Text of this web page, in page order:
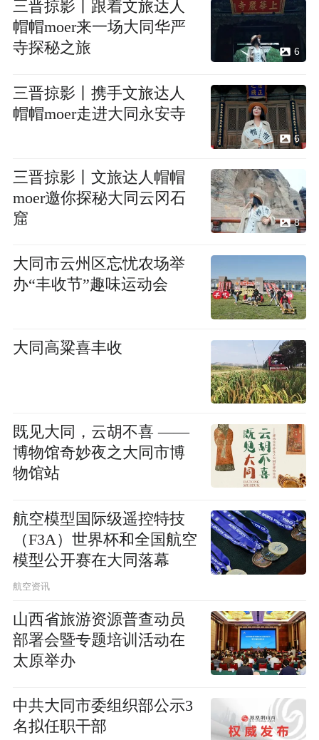
三晋掠影丨跟着文旅达人
帽帽moer来一场大同华严
寺探秘之旅
6
三晋掠影丨携手文旅达人
帽帽moer走进大同永安寺
6
三晋掠影丨文旅达人帽帽
moer邀你探秘大同云冈石
窟
8
大同市云州区忘忧农场举
办“丰收节”趣味运动会
大同高粱喜丰收
既见大同，云胡不喜 ——
博物馆奇妙夜之大同市博
物馆站
航空模型国际级遥控特技
（F3A）世界杯和全国航空
模型公开赛在大同落幕
航空资讯
山西省旅游资源普查动员
部署会暨专题培训活动在
太原举办
中共大同市委组织部公示3
名拟任职干部